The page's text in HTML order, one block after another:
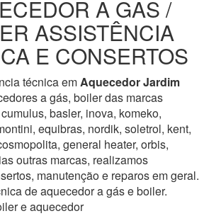
A GAS /
ASSISTÊNCIA
E CONSERTOS
técnica emAquecedorJardim
a gás, boiler das marcas
basler, inova, komeko,
equibras, nordik, soletrol, kent,
general heater, orbis,
outras marcas, realizamos
manutenção e reparos em geral.
de aquecedor a gás e boiler.
e aquecedor